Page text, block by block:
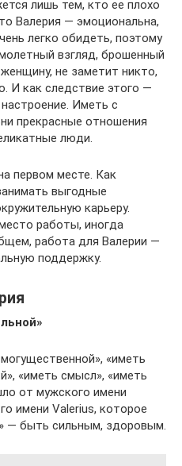
лишь тем, кто ее плохо
Валерия — эмоциональна,
легко обидеть, поэтому
взгляд, брошенный
не заметит никто,
И как следствие этого —
Иметь с
прекрасные отношения
люди.
первом месте. Как
выгодные
карьеру.
работы, иногда
работа для Валерии —
поддержку.
«иметь
«иметь смысл», «иметь
от мужского имени
имени Valerius, которое
— быть сильным, здоровым.